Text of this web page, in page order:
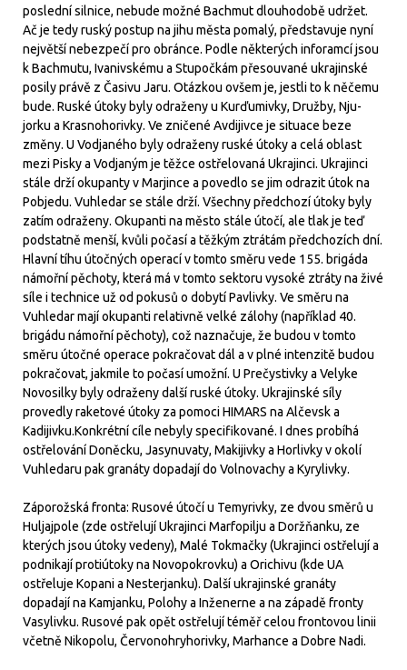
poslední silnice, nebude možné Bachmut dlouhodobě udržet.
Ač je tedy ruský postup na jihu města pomalý, představuje nyní
největší nebezpečí pro obránce. Podle některých inforamcí jsou
k Bachmutu, Ivanivskému a Stupočkám přesouvané ukrajinské
posily právě z Časivu Jaru. Otázkou ovšem je, jestli to k něčemu
bude. Ruské útoky byly odraženy u Kurďumivky, Družby, Nju-
jorku a Krasnohorivky. Ve zničené Avdijivce je situace beze
změny. U Vodjaného byly odraženy ruské útoky a celá oblast
mezi Pisky a Vodjaným je těžce ostřelovaná Ukrajinci. Ukrajinci
stále drží okupanty v Marjince a povedlo se jim odrazit útok na
Pobjedu. Vuhledar se stále drží. Všechny předchozí útoky byly
zatím odraženy. Okupanti na město stále útočí, ale tlak je teď
podstatně menší, kvůli počasí a těžkým ztrátám předchozích dní.
Hlavní tíhu útočných operací v tomto směru vede 155. brigáda
námořní pěchoty, která má v tomto sektoru vysoké ztráty na živé
síle i technice už od pokusů o dobytí Pavlivky. Ve směru na
Vuhledar mají okupanti relativně velké zálohy (například 40.
brigádu námořní pěchoty), což naznačuje, že budou v tomto
směru útočné operace pokračovat dál a v plné intenzitě budou
pokračovat, jakmile to počasí umožní. U Prečystivky a Velyke
Novosilky byly odraženy další ruské útoky. Ukrajinské síly
provedly raketové útoky za pomoci HIMARS na Alčevsk a
Kadijivku.Konkrétní cíle nebyly specifikované. I dnes probíhá
ostřelování Doněcku, Jasynuvaty, Makijivky a Horlivky v okolí
Vuhledaru pak granáty dopadají do Volnovachy a Kyrylivky.
Záporožská fronta: Rusové útočí u Temyrivky, ze dvou směrů u
Huljajpole (zde ostřelují Ukrajinci Marfopilju a Doržňanku, ze
kterých jsou útoky vedeny), Malé Tokmačky (Ukrajinci ostřelují a
podnikají protiútoky na Novopokrovku) a Orichivu (kde UA
ostřeluje Kopani a Nesterjanku). Další ukrajinské granáty
dopadají na Kamjanku, Polohy a Inženerne a na západě fronty
Vasylivku. Rusové pak opět ostřelují téměř celou frontovou linii
včetně Nikopolu, Červonohryhorivky, Marhance a Dobre Nadi.